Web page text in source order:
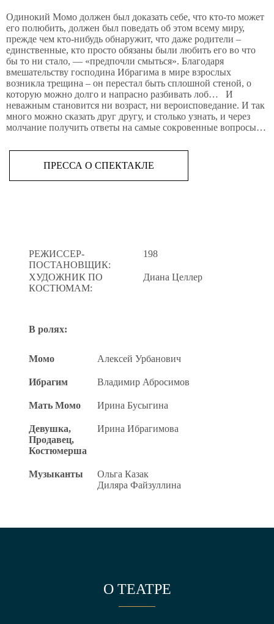
Одинокий Момо должен был доказать себе, что кто-то может
его полюбить, должен был поведать об этом всему миру,
прежде чем кто-нибудь обнаружит, что даже родители –
единственные, кто просто обязаны были любить его во что
бы то ни стало, — «предпочли смыться». Благодаря
вмешательству господина Ибрагима в мире взрослых
возникла трещина – он перестал быть сплошной стеной, о
которую можно долго и напрасно разбивать лоб… И
неважным становится ни возраст, ни вероисповедание. И так
много можно сказать друг другу, и столько узнать, и через
молчание получить ответы на самые сокровенные вопросы…
ПРЕССА О СПЕКТАКЛЕ
РЕЖИССЕР-
ПОСТАНОВЩИК:
198
ХУДОЖНИК ПО
КОСТЮМАМ:
Диана Целлер
В ролях:
Момо Алексей Урбанович
Ибрагим Владимир Абросимов
Мать Момо Ирина Бусыгина
Девушка,
Продавец,
Костюмерша
Ирина Ибрагимова
Музыканты
Ольга Казак
Диляра Файзуллина
О ТЕАТРЕ